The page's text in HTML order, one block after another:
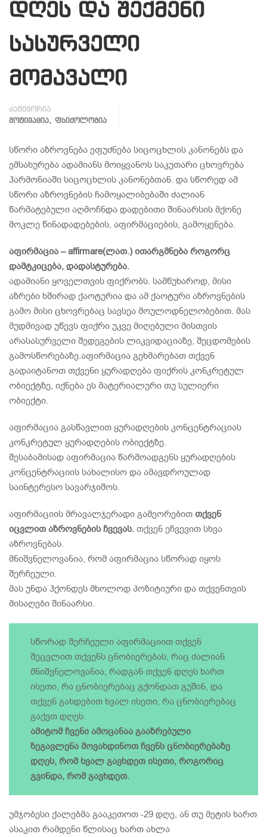
დღეს და შექმენი
სასურველი
მომავალი
კატეგორია
ᲛᲝᲢᲘᲕᲐᲪᲘᲐ, ᲤᲡᲘᲥᲝᲚᲝᲒᲘᲐ
სწორი აზროვნება ეფუძნება სიცოცხლის კანონებს და
ემსახურება ადამიანს მოიყვანოს საკუთარი ცხოვრება
ჰარმონიაში სიცოცხლის კანონებთან. და სწორედ ამ
სწორი აზროვნების ჩამოყალიბებაში ძალიან
წარმატებული აღმოჩნდა დადებითი შინაარსის მქონე
მოკლე წინადადებების, აფირმაციების, გამოყენება.
აფირმაცია – affirmare(ლათ.) ითარგმნება როგორც
დამტკიცება, დადასტურება.
ადამიანი ყოველთვის ფიქრობს. სამწუხაროდ, მისი
აზრები ხშირად ქაოტურია და ამ ქაოტური აზროვნების
გამო მისი ცხოვრებაც სავსეა მოულოდნელობებით. მას
მუდმივად უწევს ფიქრი უკვე მიღებული მისთვის
არასასურველი შედეგების ლიკვიდაციაზე, შეცდომების
გამოსწორებაზე.აფირმაცია გეხმარებათ თქვენ
გადაიტანოთ თქვენი ყურადღება ფიქრის კონკრეტულ
ობიექტზე, იქნება ეს მატერიალური თუ სულიერი
ობიექტი.
აფირმაცია გასწავლით ყურადღების კონცენტრაციას
კონკრეტულ ყურადღების ობიექტზე.
შესაბამისად აფირმაცია წარმოადგენს ყურადღების
კონცენტრაციის სახალისო და ამავდროულად
საინტერესო სავარჯიშოს.
აფირმაციის მრავალჯერადი გამეორებით თქვენ
იცვლით აზროვნების ჩვევას. თქვენ ეჩვევით სხვა
აზროვნებას.
მნიშვნელოვანია, რომ აფირმაცია სწორად იყოს
შერჩეული.
მას უნდა ჰქონდეს მხოლოდ პოზიტიური და თქვენთვის
მისაღები შინაარსი.
სწორად შერჩეული აფირმაციით თქვენ
შეცვლით თქვენს ცნობიერებას, რაც ძალიან
მნიშვნელოვანია, რადგან თქვენ დღეს ხართ
ისეთი, რა ცნობიერებაც გქონდათ გუშინ, და
თქვენ გახდებით ხვალ ისეთი, რა ცნობიერებაც
გაქვთ დღეს.
ამიტომ ჩვენი ამოცანაა გააზრებული
ზეგავლენა მოვახდინოთ ჩვენს ცნობიერებაზე
დღეს, რომ ხვალ გავხდეთ ისეთი, როგორიც
გვინდა, რომ გავხდეთ.
უმჯობესი ქალებმა გააკეთოთ -29 დღე, ან თუ მეტის ხართ
ასაკით რამდენი წლისაც ხართ ახლა